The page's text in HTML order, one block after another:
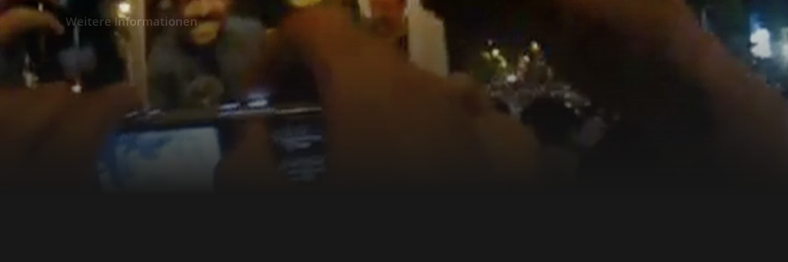
E-Mails zum Ausdruck kamen, und den offiziellen Reden versuchten
sie, aus der Ferne ihre eigene Geschichte der Ereignisse zu
konstruieren. Dieser Film erzählt eine dieser Geschichten.
Weitere Informationen